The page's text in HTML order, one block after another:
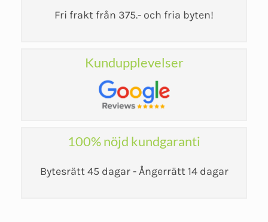
Fri frakt från 375.- och fria byten!
Kundupplevelser
100% nöjd kundgaranti
Bytesrätt 45 dagar - Ångerrätt 14 dagar